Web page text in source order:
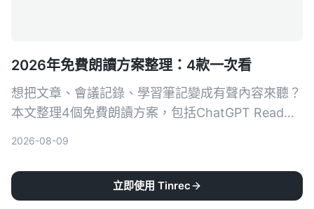
2026年免費朗讀方案整理：4款一次看
想把文章、會議記錄、學習筆記變成有聲內容來聽？
本文整理4個免費朗讀方案，包括ChatGPT Read
2026-08-09
立即使用 Tinrec